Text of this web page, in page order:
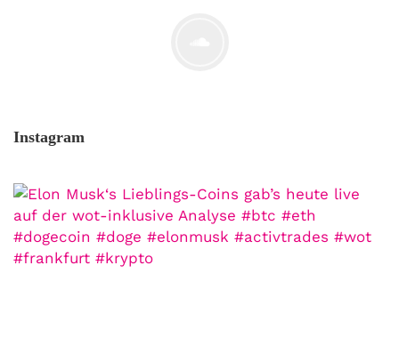
Instagram